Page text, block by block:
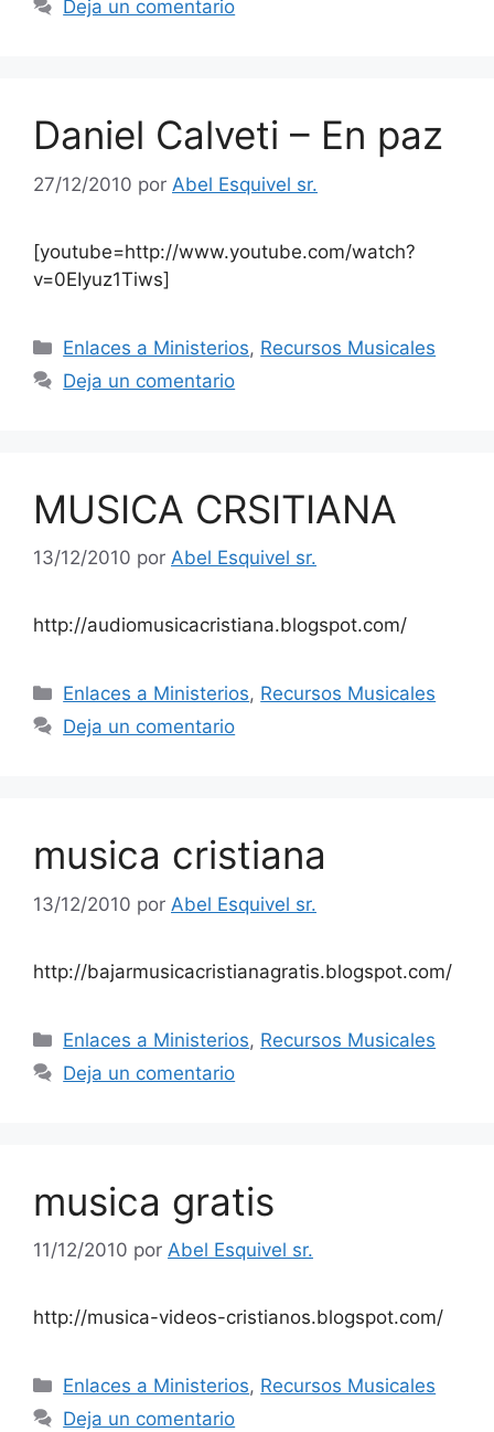
Deja un comentario
Daniel Calveti – En paz
27/12/2010 por Abel Esquivel sr.
[youtube=http://www.youtube.com/watch?
v=0EIyuz1Tiws]
Enlaces a Ministerios, Recursos Musicales
Deja un comentario
MUSICA CRSITIANA
13/12/2010 por Abel Esquivel sr.
http://audiomusicacristiana.blogspot.com/
Enlaces a Ministerios, Recursos Musicales
Deja un comentario
musica cristiana
13/12/2010 por Abel Esquivel sr.
http://bajarmusicacristianagratis.blogspot.com/
Enlaces a Ministerios, Recursos Musicales
Deja un comentario
musica gratis
11/12/2010 por Abel Esquivel sr.
http://musica-videos-cristianos.blogspot.com/
Enlaces a Ministerios, Recursos Musicales
Deja un comentario